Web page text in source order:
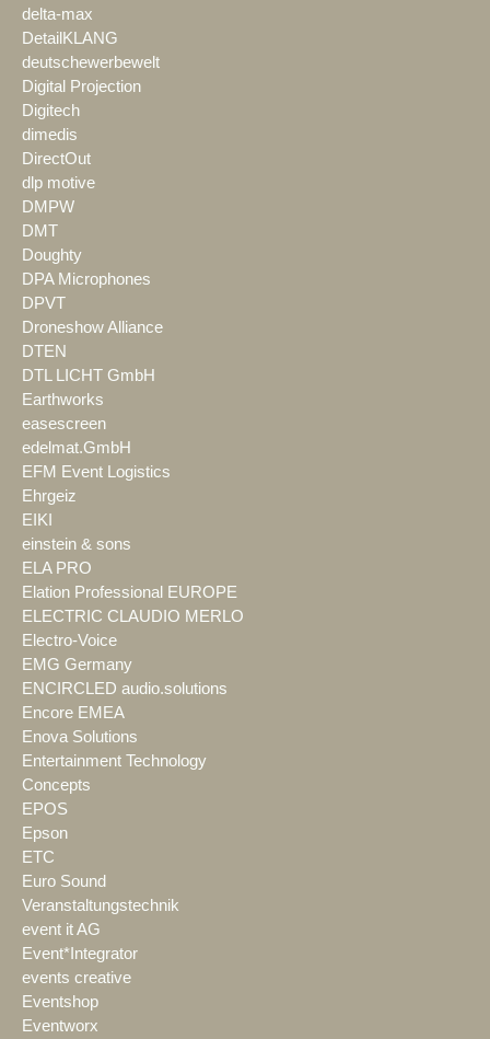
delta-max
DetailKLANG
deutschewerbewelt
Digital Projection
Digitech
dimedis
DirectOut
dlp motive
DMPW
DMT
Doughty
DPA Microphones
DPVT
Droneshow Alliance
DTEN
DTL LICHT GmbH
Earthworks
easescreen
edelmat.GmbH
EFM Event Logistics
Ehrgeiz
EIKI
einstein & sons
ELA PRO
Elation Professional EUROPE
ELECTRIC CLAUDIO MERLO
Electro-Voice
EMG Germany
ENCIRCLED audio.solutions
Encore EMEA
Enova Solutions
Entertainment Technology
Concepts
EPOS
Epson
ETC
Euro Sound
Veranstaltungstechnik
event it AG
Event*Integrator
events creative
Eventshop
Eventworx